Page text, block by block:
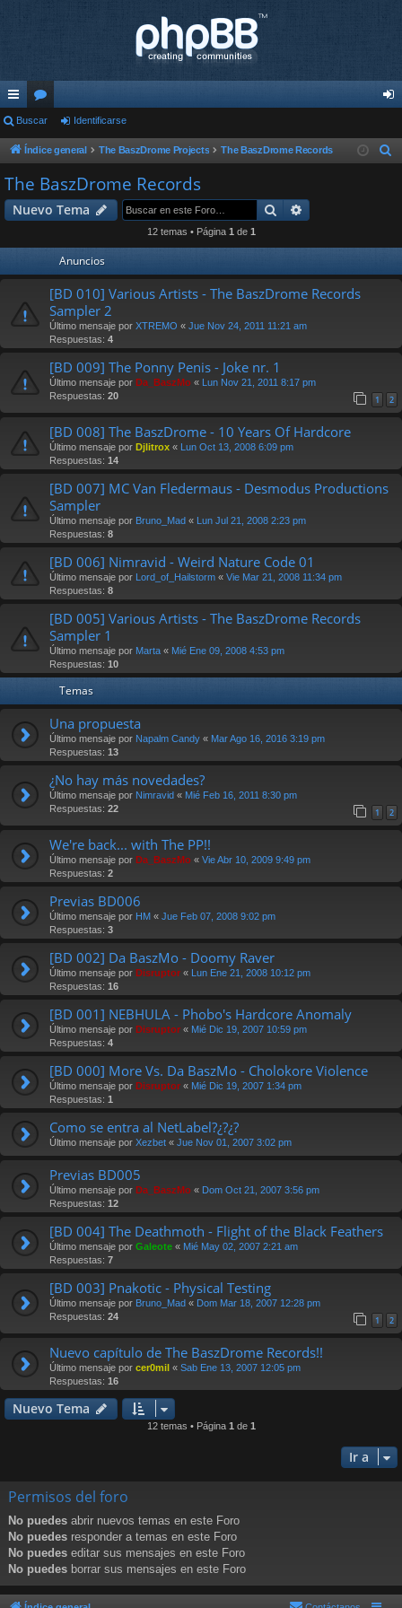
nl
ac
es
rá
or
os nti
Buscar Identificarse
Índice general The BaszDrome Projects The BaszDrome Records
r
The BaszDrome Records
Nuevo Tema Buscar
12 temas • Página 1 de 1
Anuncios
[BD 010] Various Artists - The BaszDrome Records
Sampler 2
Último mensaje por XTREMO « Jue Nov 24, 2011 11:21 am
Respuestas: 4
[BD 009] The Ponny Penis - Joke nr. 1
Último mensaje por Da_BaszMo « Lun Nov 21, 2011 8:17 pm
Respuestas: 20 1 2
[BD 008] The BaszDrome - 10 Years Of Hardcore
Último mensaje por Djlitrox « Lun Oct 13, 2008 6:09 pm
Respuestas: 14
[BD 007] MC Van Fledermaus - Desmodus Productions
Sampler
Último mensaje por Bruno_Mad « Lun Jul 21, 2008 2:23 pm
Respuestas: 8
[BD 006] Nimravid - Weird Nature Code 01
Último mensaje por Lord_of_Hailstorm « Vie Mar 21, 2008 11:34 pm
Respuestas: 8
[BD 005] Various Artists - The BaszDrome Records
Sampler 1
Último mensaje por Marta « Mié Ene 09, 2008 4:53 pm
Respuestas: 10
Temas
Una propuesta
Último mensaje por Napalm Candy « Mar Ago 16, 2016 3:19 pm
Respuestas: 13
¿No hay más novedades?
Último mensaje por Nimravid « Mié Feb 16, 2011 8:30 pm
Respuestas: 22 1 2
We're back... with The PP!!
Último mensaje por Da_BaszMo « Vie Abr 10, 2009 9:49 pm
Respuestas: 2
Previas BD006
Último mensaje por HM « Jue Feb 07, 2008 9:02 pm
Respuestas: 3
[BD 002] Da BaszMo - Doomy Raver
Último mensaje por Disruptor « Lun Ene 21, 2008 10:12 pm
Respuestas: 16
[BD 001] NEBHULA - Phobo's Hardcore Anomaly
Último mensaje por Disruptor « Mié Dic 19, 2007 10:59 pm
Respuestas: 4
[BD 000] More Vs. Da BaszMo - Cholokore Violence
Último mensaje por Disruptor « Mié Dic 19, 2007 1:34 pm
Respuestas: 1
Como se entra al NetLabel?¿?¿?
Último mensaje por Xezbet « Jue Nov 01, 2007 3:02 pm
Previas BD005
Último mensaje por Da_BaszMo « Dom Oct 21, 2007 3:56 pm
Respuestas: 12
[BD 004] The Deathmoth - Flight of the Black Feathers
Último mensaje por Galeote « Mié May 02, 2007 2:21 am
Respuestas: 7
[BD 003] Pnakotic - Physical Testing
Último mensaje por Bruno_Mad « Dom Mar 18, 2007 12:28 pm
Respuestas: 24 1 2
Nuevo capítulo de The BaszDrome Records!!
Último mensaje por cer0mil « Sab Ene 13, 2007 12:05 pm
Respuestas: 16
Nuevo Tema
12 temas • Página 1 de 1
Ir a
Permisos del foro
No puedes abrir nuevos temas en este Foro
No puedes responder a temas en este Foro
No puedes editar sus mensajes en este Foro
No puedes borrar sus mensajes en este Foro